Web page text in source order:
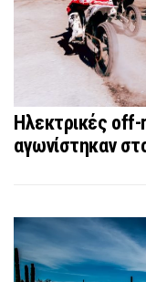
Ηλεκτρικές
αγωνίστηκαν